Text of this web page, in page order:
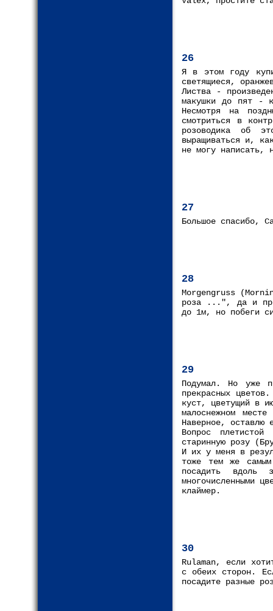
26
Я в этом году
светящиеся,
Листва -
макушки до пят -
Несмотря на
смотриться в
розоводика об
выращиваться и,
не могу написать,
27
Большое спасибо,
28
Morgengruss
роза ...", да и
до 1м, но побеги
29
Подумал. Но уже
прекрасных
куст, цветущий в
малоснежном
Наверное, оставлю
Вопрос
старинную розу
И их у меня в
тоже тем же
посадить вдоль
многочисленными
клаймер.
30
Rulaman, если
с обеих сторон.
посадите разные